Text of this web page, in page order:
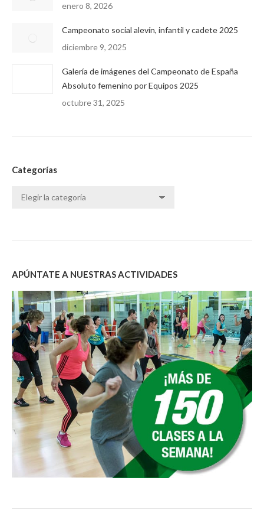
enero 8, 2026
Campeonato social alevín, infantil y cadete 2025
diciembre 9, 2025
Galería de imágenes del Campeonato de España
Absoluto femenino por Equipos 2025
octubre 31, 2025
Categorías
Categorías
APÚNTATE A NUESTRAS ACTIVIDADES